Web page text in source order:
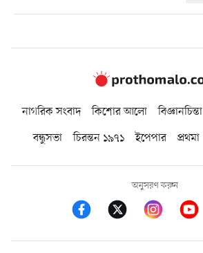
নাগরিক সংবাদ কিশোর আলো বিজ্ঞানচিন্তা
বন্ধুসভা
চিরন্তন ১৯৭১ ইপেপার প্রথমা
অনুসরণ করুন